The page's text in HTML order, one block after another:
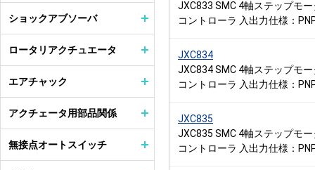
JXC833 SMC 4軸ステップモー
コントローラ 入出力仕様：
JXC834
JXC834 SMC 4軸ステップモー
コントローラ 入出力仕様：
JXC835
JXC835 SMC 4軸ステップモー
コントローラ 入出力仕様：
ショックアブソーバ
ロータリアクチュエータ
エアチャック
アクチェータ用部品関係
無接点オートスイッチ